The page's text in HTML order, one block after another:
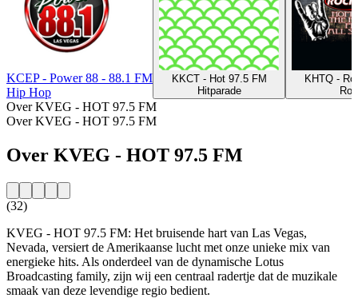
KCEP - Power 88 - 88.1 FM
Hip Hop
KKCT - Hot 97.5 FM
Hitparade
KHTQ -
Over KVEG - HOT 97.5 FM
Over KVEG - HOT 97.5 FM
Over KVEG - HOT 97.5 FM
(32)
KVEG - HOT 97.5 FM: Het bruisende hart van Las Vegas,
Nevada, versiert de Amerikaanse lucht met onze unieke mix van
energieke hits. Als onderdeel van de dynamische Lotus
Broadcasting family, zijn wij een centraal radertje dat de muzikale
smaak van deze levendige regio bedient.